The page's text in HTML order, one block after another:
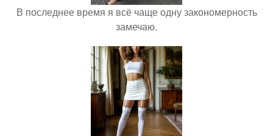
В последнее время я всё чаще одну закономерность
замечаю.